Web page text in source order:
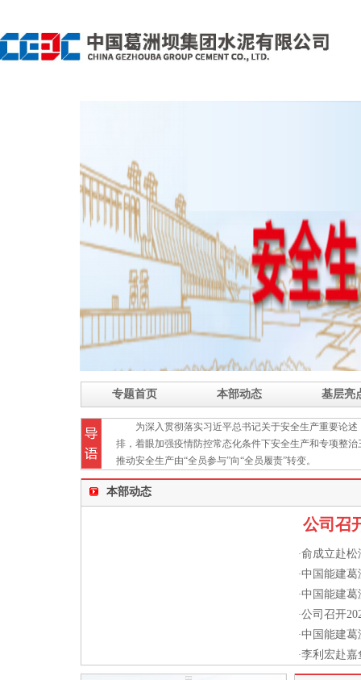
专题首页 本部动态 基层亮
为深入贯彻落实习近平总书记关于安全生产重要论
排，着眼加强疫情防控常态化条件下安全生产和专项整
推动安全生产由“全员参与”向“全员履责”转变。
本部动态
公司召
·俞成立赴松
·中国能建葛
·中国能建葛
·公司召开
·中国能建葛
·李利宏赴嘉